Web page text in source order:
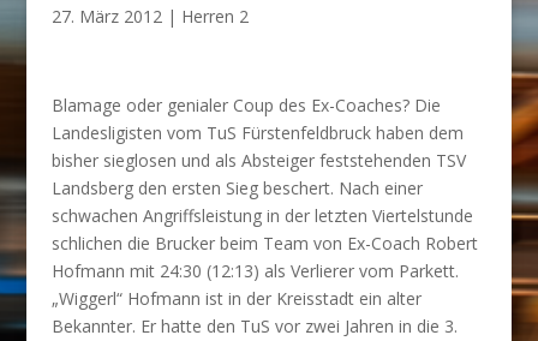
27. März 2012| Herren 2
Blamage oder genialer Coup des Ex-Coaches? Die
Landesligisten vom TuS Fürstenfeldbruck haben dem
bisher sieglosen und als Absteiger feststehenden TSV
Landsberg den ersten Sieg beschert. Nach einer
schwachen Angriffsleistung in der letzten Viertelstunde
schlichen die Brucker beim Team von Ex-Coach Robert
Hofmann mit 24:30 (12:13) als Verlierer vom Parkett.
„Wiggerl“ Hofmann ist in der Kreisstadt ein alter
Bekannter. Er hatte den TuS vor zwei Jahren in die 3.